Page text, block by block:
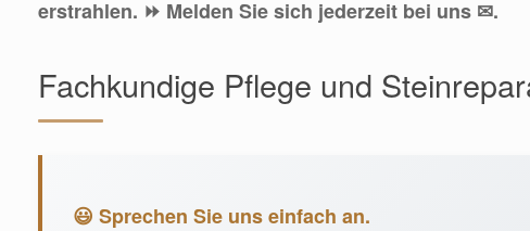
erstrahlen. ⏩ Melden Sie sich jederzeit bei uns ✉.
Fachkundige Pflege und
😃 Sprechen Sie uns einfach an.